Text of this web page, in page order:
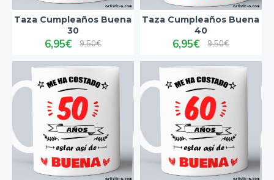
Taza Cumpleaños Buena
30
6,95€ 9,50€
Taza Cumpleaños Buena
40
6,95€ 9,50€